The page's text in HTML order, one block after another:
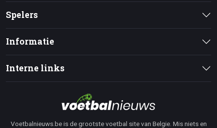
Spelers
Informatie
Interne links
Voetbalnieuws.be is de grootste voetbal site van Belgie. Mis niets en